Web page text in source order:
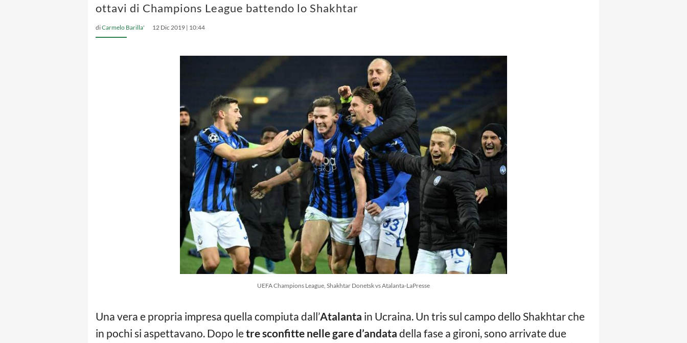
ottavi di Champions League battendo lo Shakhtar
diCarmelo Barilla' 12 Dic 2019 | 10:44
UEFA Champions League, Shakhtar Donetsk vs Atalanta-LaPresse
Una vera e propria impresa quella compiuta dall’Atalanta in Ucraina. Un tris sul campo dello Shakhtar che
in pochi si aspettavano. Dopo letre sconfitte nelle gare d’andata della fase a gironi, sono arrivate due